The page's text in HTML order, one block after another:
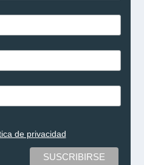
de privacidad